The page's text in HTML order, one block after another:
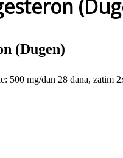
(Dugen)
mg/dan 28 dana, zatim